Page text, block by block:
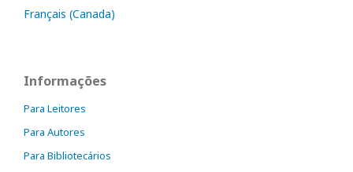
Français (Canada)
Informações
Para Leitores
Para Autores
Para Bibliotecários